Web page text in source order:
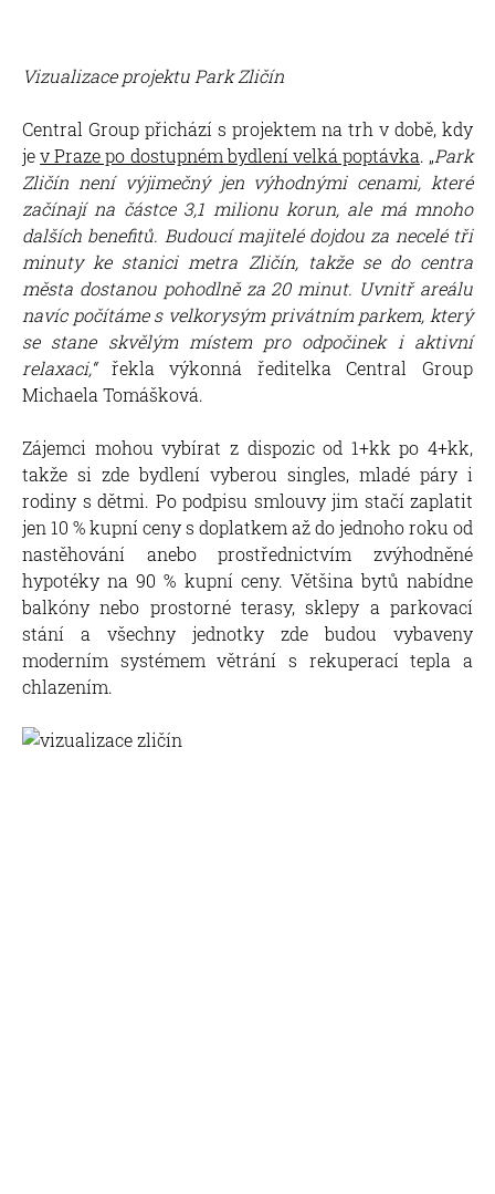
Vizualizace projektu Park Zličín
Central Group přichází s projektem na trh v době, kdy
jev Praze po dostupném bydlení velká poptávka. „Park
Zličín není výjimečný jen výhodnými cenami, které
začínají na částce 3,1 milionu korun, ale má mnoho
dalších benefitů. Budoucí majitelé dojdou za necelé tři
minuty ke stanici metra Zličín, takže se do centra
města dostanou pohodlně za 20 minut. Uvnitř areálu
navíc počítáme s velkorysým privátním parkem, který
se stane skvělým místem pro odpočinek i aktivní
relaxaci,“ řekla výkonná ředitelka Central Group
Michaela Tomášková.
Zájemci mohou vybírat z dispozic od 1+kk po 4+kk,
takže si zde bydlení vyberou singles, mladé páry i
rodiny s dětmi. Po podpisu smlouvy jim stačí zaplatit
jen 10 % kupní ceny s doplatkem až do jednoho roku od
nastěhování anebo prostřednictvím zvýhodněné
hypotéky na 90 % kupní ceny. Většina bytů nabídne
balkóny nebo prostorné terasy, sklepy a parkovací
stání a všechny jednotky zde budou vybaveny
moderním systémem větrání s rekuperací tepla a
chlazením.